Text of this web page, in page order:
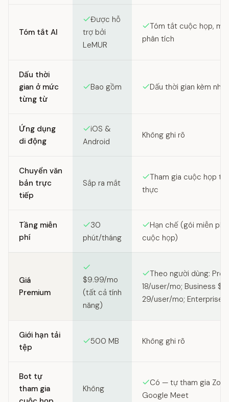
Tóm tắt AI
Được hỗ
trợ bởi
LeMUR
Tóm tắt cuộc họp,
phân tích
Dấu thời
gian ở mức
từng từ
Bao gồm Dấu thời gian kèm
Ứng dụng
di động
iOS &
Android
Không ghi rõ
Chuyển văn
bản trực
tiếp
Sắp ra mắt
Tham gia cuộc họp
thực
Tầng miễn
phí
30
phút/tháng
Hạn chế (gói miễn phí
cuộc họp)
Giá
Premium
$9.99/mo
(tất cả tính
năng)
Theo người dùng: Pro
18/user/mo; Business
29/user/mo; Enterprise
Giới hạn tải
tệp
500 MB Không ghi rõ
Bot tự
tham gia
Không
Có — tự tham gia
Google Meet